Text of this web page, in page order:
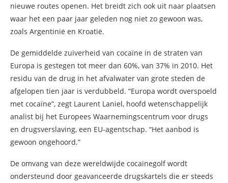
nieuwe routes openen. Het breidt zich ook uit naar plaatsen
waar het een paar jaar geleden nog niet zo gewoon was,
zoals Argentinië en Kroatië.
De gemiddelde zuiverheid van cocaïne in de straten van
Europa is gestegen tot meer dan 60%, van 37% in 2010. Het
residu van de drug in het afvalwater van grote steden de
afgelopen tien jaar is verdubbeld. “Europa wordt overspoeld
met cocaïne”, zegt Laurent Laniel, hoofd wetenschappelijk
analist bij het Europees Waarnemingscentrum voor drugs
en drugsverslaving, een EU-agentschap. “Het aanbod is
gewoon ongehoord.”
De omvang van deze wereldwijde cocaïnegolf wordt
ondersteund door geavanceerde drugskartels die er steeds